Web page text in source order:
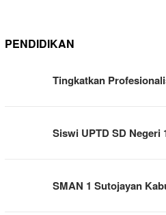
PENDIDIKAN
Tingkatkan
Siswi UPTD SD
SMAN 1 Sutojayan